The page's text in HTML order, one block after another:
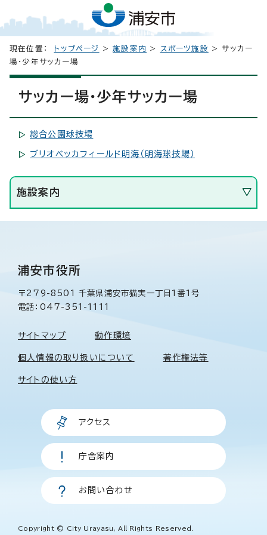
現在位置： トップページ >施設案内 > スポーツ施設
> サッカー
場・少年サッカー場
サッカー場・少年サッカー場
総合公園球技場
ブリオベッカフィールド明海（明海球技場）
施設案内
浦安市役所
〒279-8501 千葉県浦安市猫実一丁目1番1号
電話：047-351-1111
サイトマップ 動作環境
個人情報の取り扱いについて 著作権法等
サイトの使い方
アクセス
庁舎案内
お問い合わせ
Copyright © City Urayasu, All Rights Reserved.